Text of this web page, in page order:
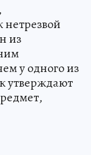
из
у одного из
утверждают